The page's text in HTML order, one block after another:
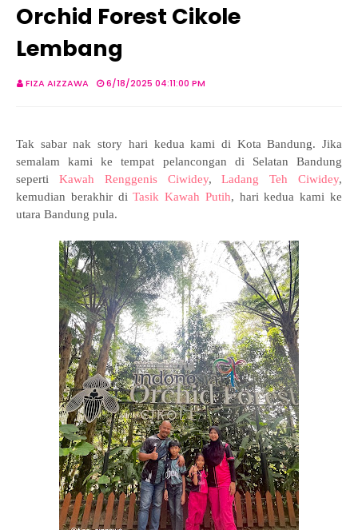
Orchid Forest Cikole
Lembang
FIZA AIZZAWA 6/18/2025 04:11:00 PM
Tak sabar nak story hari kedua kami di Kota Bandung. Jika
semalam kami ke tempat pelancongan di Selatan Bandung
seperti Kawah Renggenis Ciwidey,Ladang Teh Ciwidey,
kemudian berakhir diTasik Kawah Putih, hari kedua kami ke
utara Bandung pula.